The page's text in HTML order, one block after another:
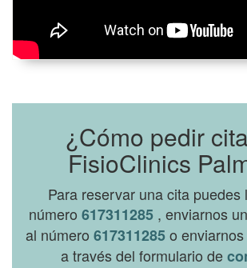
¿Cómo pedir
FisioClinics
Para reservar una cita puedes
número617311285 , enviarnos
al número 617311285o enviarnos
a través del formulario de